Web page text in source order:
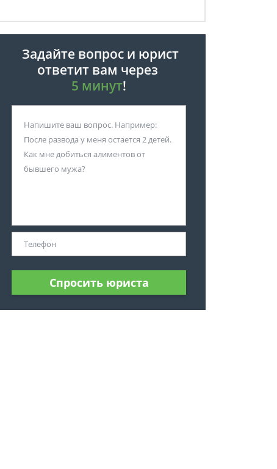
Задайте вопрос и юрист
ответит вам через
5 минут!
Спросить юриста